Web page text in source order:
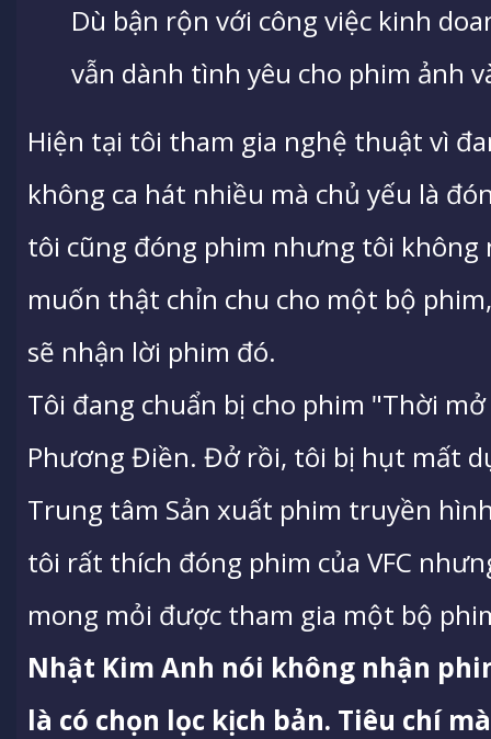
Dù bận rộn với công việc kinh
vẫn dành tình yêu cho phim ảnh
Hiện tại tôi tham gia nghệ thuật vì
không ca hát nhiều mà chủ yếu là
tôi cũng đóng phim nhưng tôi không
muốn thật chỉn chu cho một bộ
sẽ nhận lời phim đó.
Tôi đang chuẩn bị cho phim "Thời
Phương Điền. Đở rồi, tôi bị hụt mất
Trung tâm Sản xuất phim truyền
tôi rất thích đóng phim của VFC
mong mỏi được tham gia một bộ
Nhật Kim Anh nói không nhận
là có chọn lọc kịch bản. Tiêu chí